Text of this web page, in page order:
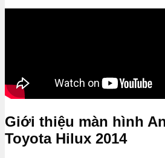
Giới thiệu màn hình
Toyota Hilux 2014